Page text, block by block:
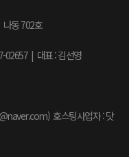
나동 702호
02657 | 대표 : 김선영
호스팅사업자 : 닷